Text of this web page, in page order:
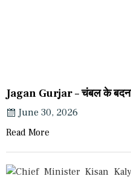
Jagan Gurjar – चंबल के
June 30, 2026
Read More